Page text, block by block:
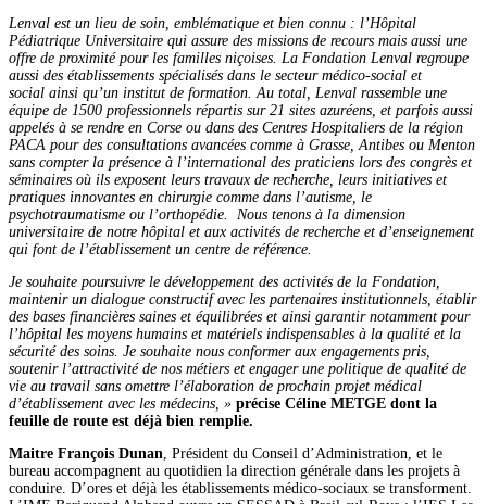
Lenval est un lieu de soin, emblématique et bien connu : l’Hôpital
Pédiatrique Universitaire qui assure des missions de recours mais aussi une
offre de proximité pour les familles niçoises La Fondation Lenval regroupe
aussi des établissements spécialisés dans le secteur médico-social et
social ainsi qu’un institut de formation. Au total, Lenval rassemble une
équipe de 1500 professionnels répartis sur 21 sites azuréens, et parfois aussi
appelés à se rendre en Corse ou dans des Centres Hospitaliers de la région
PACA pour des consultations avancées comme à Grasse, Antibes ou Menton
sans compter la présence à l’international des praticiens lors des congrès et
séminaires où ils exposent leurs travaux de recherche, leurs initiatives et
pratiques innovantes en chirurgie comme dans l’autisme, le
psychotraumatisme ou l’orthopédie. Nous tenons à la dimension
universitaire de notre hôpital et aux activités de recherche et d’enseignement
qui font de l’établissement un centre de référence.
Je souhaite poursuivre le développement des activités de la Fondation,
maintenir un dialogue constructif avec les partenaires institutionnels, établir
des bases financières saines et équilibrées et ainsi garantir notamment pour
l’hôpital les moyens humains et matériels indispensables à la qualité et la
sécurité des soins. Je souhaite nous conformer aux engagements pris,
soutenir l’attractivité de nos métiers et engager une politique de qualité de
vie au travail sans omettre l’élaboration de prochain projet médical
d’établissement avec les médecins, » précise Céline METGE dont la
feuille de route est déjà bien remplie.
Maitre François Dunan , Président du Conseil d’Administration, et le
bureau accompagnent au quotidien la direction générale dans les projets à
conduire. D’ores et déjà les établissements médico-sociaux se transforment.